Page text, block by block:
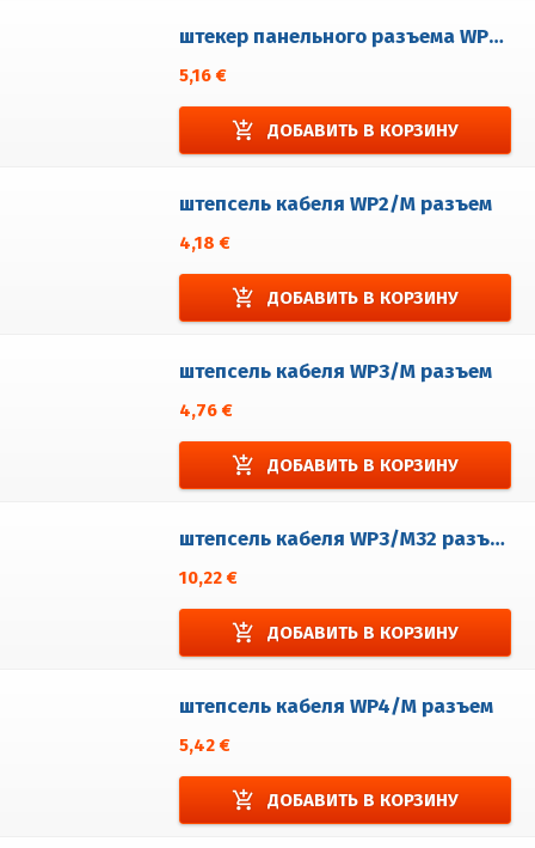
штекер панельного разъема WP5/EM
5,16 €
add_shopping_cart ДОБАВИТЬ В КОРЗИНУ
штепсель кабеля WP2/M разъем
4,18 €
add_shopping_cart ДОБАВИТЬ В КОРЗИНУ
штепсель кабеля WP3/M разъем
4,76 €
add_shopping_cart ДОБАВИТЬ В КОРЗИНУ
штепсель кабеля WP3/M32 разъем
10,22 €
add_shopping_cart ДОБАВИТЬ В КОРЗИНУ
штепсель кабеля WP4/M разъем
5,42 €
add_shopping_cart ДОБАВИТЬ В КОРЗИНУ